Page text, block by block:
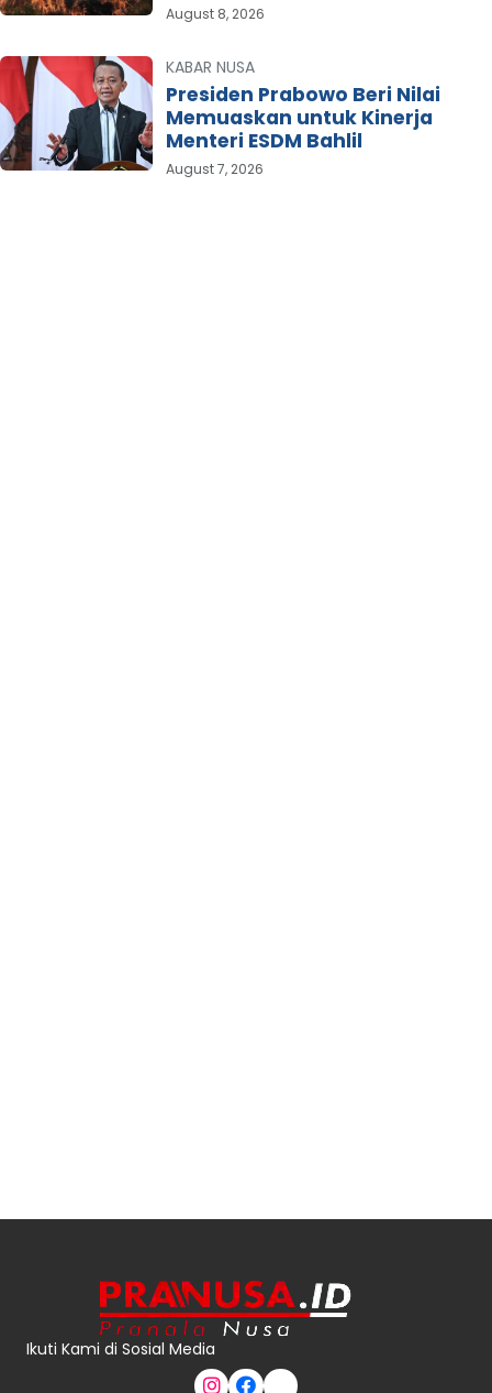
August 8, 2026
KABAR NUSA
Presiden Prabowo Beri Nilai
Memuaskan untuk Kinerja
Menteri ESDM Bahlil
August 7, 2026
Ikuti Kami di Sosial Media